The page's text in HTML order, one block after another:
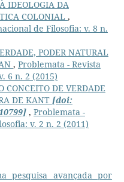
IDEOLOGIA DA
COLONIAL ,
de Filosofia: v. 8 n.
PODER NATURAL
, Problemata - Revista
6 n. 2 (2015)
CONCEITO DE VERDADE
DE KANT [doi:
, Problemata -
v. 2 n. 2 (2011)
pesquisa avançada por